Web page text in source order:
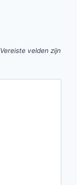
Vereiste velden zijn